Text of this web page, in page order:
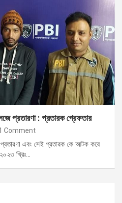
প্রতারণা : প্রতারক গ্রেফতার
Comment
প্রতারণা এবং সেই প্রতারক কে আটক করে
খ্রিঃ…